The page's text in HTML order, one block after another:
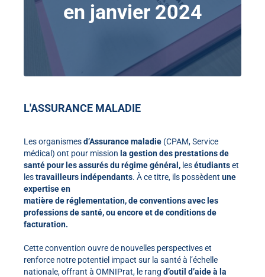
en janvier 2024
L'ASSURANCE MALADIE
Les organismesd’Assurance maladie (CPAM, Service
médical) ont pour mission la gestion des prestations de
santépour les assurés du régime général, lesétudiantset
lestravailleurs indépendants. À ce titre, ils possèdent une
expertiseen
matièrede réglementation,de conventionsavec les
professions de santé, ou encore et de conditions de
facturation.
Cette convention ouvre de nouvelles perspectives et
renforce notre potentiel impact sur la santé à l’échelle
nationale, offrant à OMNIPrat, le rang d’outil d’aide à la